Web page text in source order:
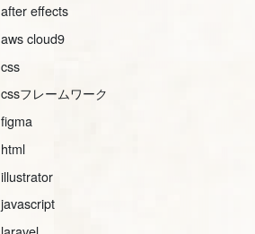
after effects
aws cloud9
css
cssフレームワーク
figma
html
illustrator
javascript